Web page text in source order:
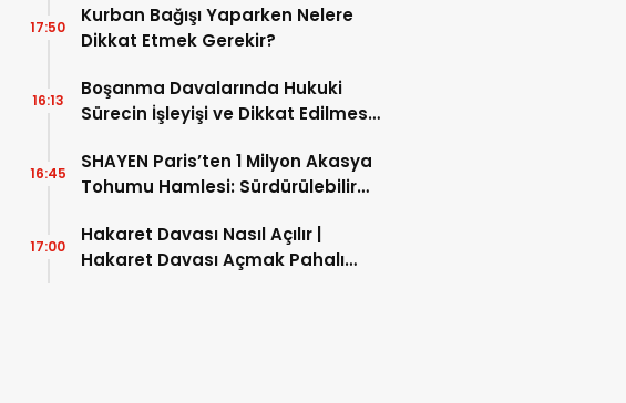
Kurban Bağışı Yaparken Nelere
Dikkat Etmek Gerekir?
17:50
Boşanma Davalarında Hukuki
Sürecin İşleyişi ve Dikkat Edilmesi
16:13
SHAYEN Paris’ten 1 Milyon Akasya
Tohumu Hamlesi: Sürdürülebilir
16:45
Hakaret Davası Nasıl Açılır |
Hakaret Davası Açmak Pahalı
17:00